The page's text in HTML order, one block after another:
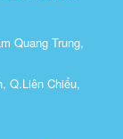
Quang Trung,
Q.Liên Chiểu,